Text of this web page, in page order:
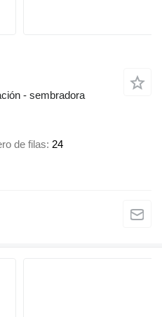
- sembradora
de filas 24